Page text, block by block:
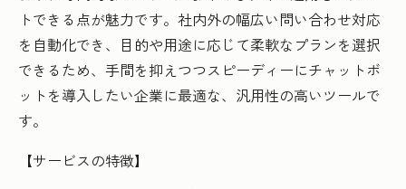
トできる点が魅力です。社内外の幅広い問い合わせ対応
を自動化でき、目的や用途に応じて柔軟なプランを選択
できるため、手間を抑えつつスピーディーにチャットボ
ットを導入したい企業に最適な、汎用性の高いツールで
す。
【サービスの特徴】